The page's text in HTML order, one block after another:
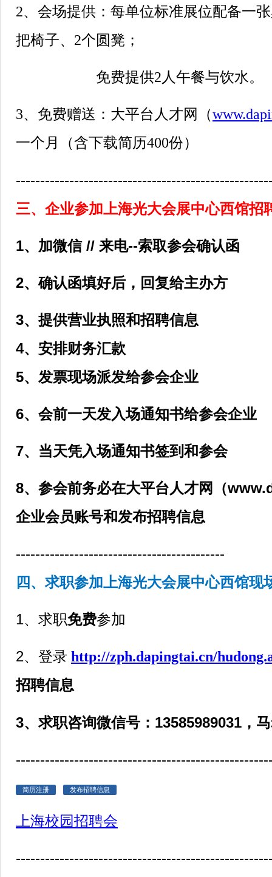
2、会场提供：每单位标准展位配备一
把椅子、2个圆凳；
免费提供2人午餐与饮水。
3、免费赠送：大平台人才网（
一个月（含下载简历400份）
三、企业参加上海光大会展中心西馆招
1、加微信 // 来电--索取参会确认函
2、确认函填好后，回复给主办方
3、提供营业执照和招聘信息
4、安排财务汇款
5、发票现场派发给参会企业
6、会前一天发入场通知书给参会企业
7、当天凭入场通知书签到和参会
8、参会前务必在大平台人才网（
企业会员账号和发布招聘信息
-------------------------------------------
四、求职参加上海光大会展中心西馆现
1、求职免费参加
2、登录 http://zph.dapingtai.cn/
招聘信息
3、求职咨询微信号：13585989031，
简历注册 发布招聘信息
上海校园招聘会